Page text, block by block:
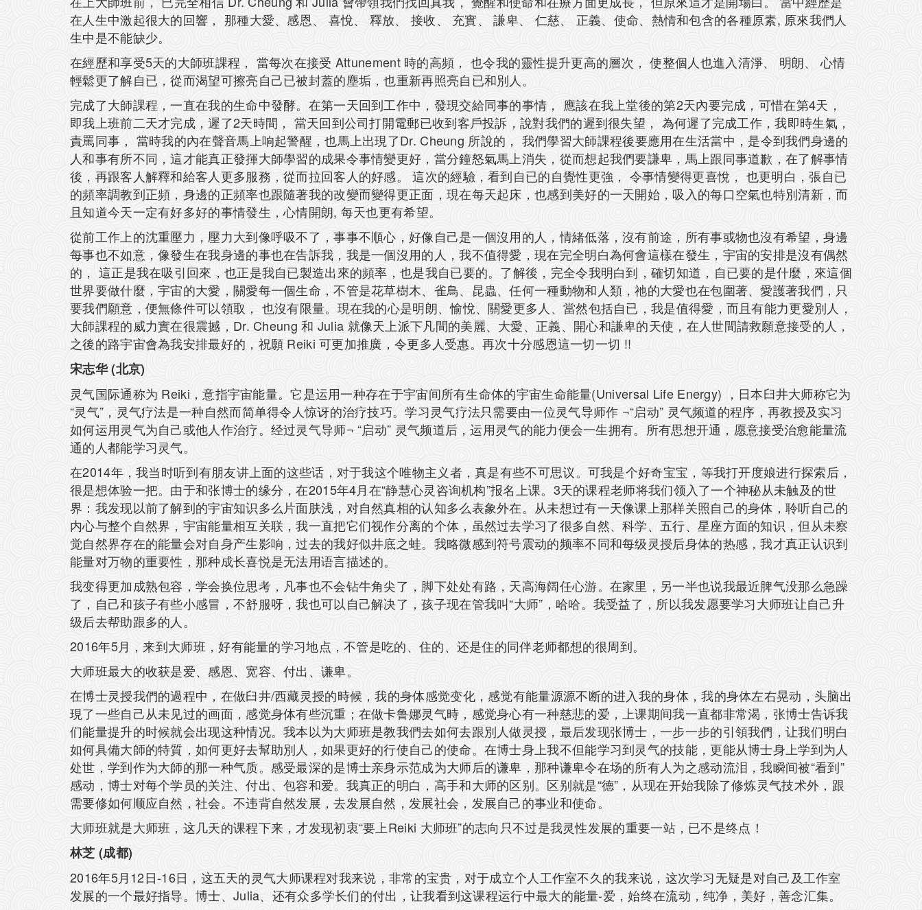
在人生中激起很大的回響， 那種大愛、感恩、 喜悅、 釋放、 接收、 充實、 謙卑、 仁慈、 正義、使命、熱情和包含的各種原素, 原來我們人
生中是不能缺少。
在經歷和享受5天的大師班課程， 當每次在接受 Attunement 時的高頻， 也令我的靈性提升更高的層次， 使整個人也進入清淨、 明朗、 心情
輕鬆更了解自已，從而渴望可擦亮自己已被封蓋的塵垢，也重新再照亮自已和別人。
完成了大師課程，一直在我的生命中發酵。在第一天回到工作中，發現交給同事的事情， 應該在我上堂後的第2天內要完成，可惜在第4天，
即我上班前二天才完成，遲了2天時間， 當天回到公司打開電郵已收到客戶投訴，說對我們的遲到很失望， 為何遲了完成工作，我即時生氣，
責罵同事， 當時我的內在聲音馬上响起警醒，也馬上出現了Dr. Cheung 所說的， 我們學習大師課程後要應用在生活當中，是令到我們身邊的
人和事有所不同，這才能真正發揮大師學習的成果令事情變更好，當分鐘怒氣馬上消失，從而想起我們要謙卑，馬上跟同事道歉，在了解事情
後，再跟客人解釋和給客人更多服務，從而拉回客人的好感。 這次的經驗，看到自已的自覺性更強， 令事情變得更喜悅， 也更明白，張自已
的頻率調教到正頻，身邊的正頻率也跟隨著我的改變而變得更正面，現在每天起床，也感到美好的一天開始，吸入的每口空氣也特別清新，而
且知道今天一定有好多好的事情發生，心情開朗, 每天也更有希望。
從前工作上的沈重壓力，壓力大到像呼吸不了，事事不順心，好像自己是一個沒用的人，情緒低落，沒有前途，所有事或物也沒有希望，身邊
每事也不如意，像發生在我身邊的事也在告訴我，我是一個沒用的人，我不值得愛，現在完全明白為何會這樣在發生，宇宙的安排是沒有偶然
的， 這正是我在吸引回來，也正是我自已製造出來的頻率，也是我自已要的。了解後，完全令我明白到，確切知道，自已要的是什麼，來這個
世界要做什麼，宇宙的大愛，關愛每一個生命，不管是花草樹木、雀鳥、昆蟲、任何一種動物和人類，祂的大愛也在包圍著、愛護著我們，只
要我們願意，便無條件可以領取， 也沒有限量。現在我的心是明朗、愉悅、關愛更多人、當然包括自已，我是值得愛，而且有能力更愛別人，
大師課程的威力實在很震撼，Dr. Cheung 和 Julia 就像天上派下凡間的美麗、大愛、正義、開心和謙卑的天使，在人世間請救願意接受的人，
之後的路宇宙會為我安排最好的，祝願 Reiki 可更加推廣，令更多人受惠。再次十分感恩這一切一切 !!
宋志华 (北京)
灵气国际通称为 Reiki，意指宇宙能量。它是运用一种存在于宇宙间所有生命体的宇宙生命能量(Universal Life Energy) ，日本臼井大师称它为
“灵气”，灵气疗法是一种自然而简单得令人惊讶的治疗技巧。学习灵气疗法只需要由一位灵气导师作 ¬“启动” 灵气频道的程序，再教授及实习
如何运用灵气为自己或他人作治疗。经过灵气导师¬ “启动” 灵气频道后，运用灵气的能力便会一生拥有。所有思想开通，愿意接受治愈能量流
通的人都能学习灵气。
在2014年，我当时听到有朋友讲上面的这些话，对于我这个唯物主义者，真是有些不可思议。可我是个好奇宝宝，等我打开度娘进行探索后，
很是想体验一把。由于和张博士的缘分，在2015年4月在“静慧心灵咨询机构”报名上课。3天的课程老师将我们领入了一个神秘从未触及的世
界：我发现以前了解到的宇宙知识多么片面肤浅，对自然真相的认知多么表象外在。从未想过有一天像课上那样关照自己的身体，聆听自己的
内心与整个自然界，宇宙能量相互关联，我一直把它们视作分离的个体，虽然过去学习了很多自然、科学、五行、星座方面的知识，但从未察
觉自然界存在的能量会对自身产生影响，过去的我好似井底之蛙。我略微感到符号震动的频率不同和每级灵授后身体的热感，我才真正认识到
能量对万物的重要性，那种成长喜悦是无法用语言描述的。
我变得更加成熟包容，学会换位思考，凡事也不会钻牛角尖了，脚下处处有路，天高海阔任心游。在家里，另一半也说我最近脾气没那么急躁
了，自己和孩子有些小感冒，不舒服呀，我也可以自己解决了，孩子现在管我叫“大师”，哈哈。我受益了，所以我发愿要学习大师班让自己升
级后去帮助跟多的人。
2016年5月，来到大师班，好有能量的学习地点，不管是吃的、住的、还是住的同伴老师都想的很周到。
大师班最大的收获是爱、感恩、宽容、付出、谦卑。
在博士灵授我們的過程中，在做臼井/西藏灵授的時候，我的身体感觉变化，感觉有能量源源不断的进入我的身体，我的身体左右晃动，头脑出
現了一些自己从未见过的画面，感觉身体有些沉重；在做卡鲁娜灵气時，感觉身心有一种慈悲的爱，上课期间我一直都非常渴，张博士告诉我
们能量提升的时候就会出现这种情况。我本以为大师班是教我們去如何去跟別人做灵授，最后发现张博士，一步一步的引領我們，让我们明白
如何具備大師的特質，如何更好去幫助別人，如果更好的行使自己的使命。在博士身上我不但能学习到灵气的技能，更能从博士身上学到为人
处世，学到作为大師的那一种气质。感受最深的是博士亲身示范成为大师后的谦卑，那种谦卑令在场的所有人为之感动流泪，我瞬间被“看到”
感动，博士对每个学员的关注、付出、包容和爱。我真正的明白，高手和大师的区别。区别就是“德”，从现在开始我除了修炼灵气技术外，跟
需要修如何顺应自然，社会。不违背自然发展，去发展自然，发展社会，发展自己的事业和使命。
大师班就是大师班，这几天的课程下来，才发现初衷“要上Reiki 大师班”的志向只不过是我灵性发展的重要一站，已不是终点！
林芝 (成都)
2016年5月12日-16日，这五天的灵气大师课程对我来说，非常的宝贵，对于成立个人工作室不久的我来说，这次学习无疑是对自己及工作室
发展的一个最好指导。博士、Julia、还有众多学长们的付出，让我看到这课程运行中最大的能量-爱，始终在流动，纯净，美好，善念汇集。